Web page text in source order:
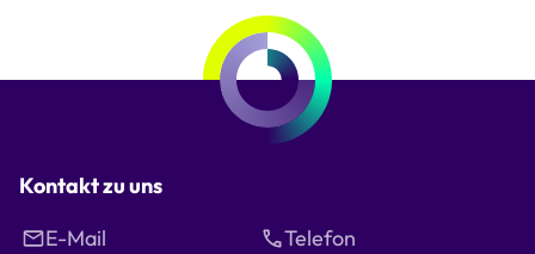
Kontakt zu uns
E-Mail
Telefon